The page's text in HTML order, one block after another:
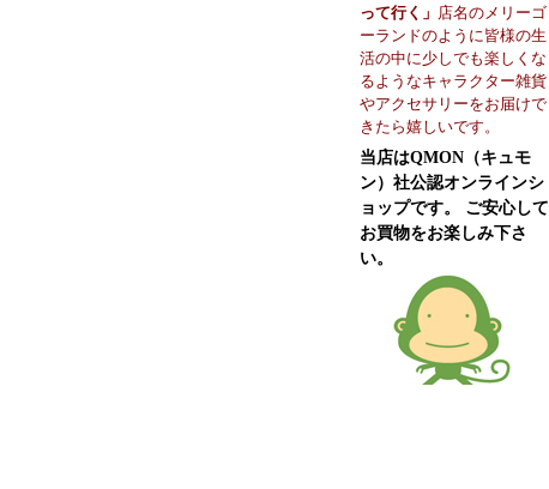
って行く」 店名のメリーゴ
ーランドのように皆様の生
活の中に少しでも楽しくな
るようなキャラクター雑貨
やアクセサリーをお届けで
きたら嬉しいです。
当店はQMON（キュモ
ン）社公認オンラインシ
ョップです。 ご安心して
お買物をお楽しみ下さ
い。